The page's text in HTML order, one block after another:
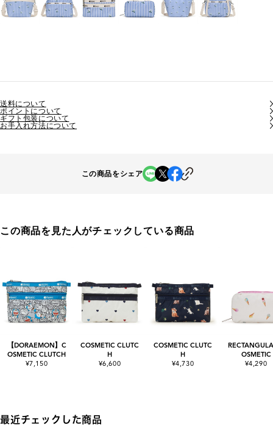
送料について
ポイントについて
ギフト包装について
お手入れ方法について
この商品をシェア
この商品を見た人がチェックしている商品
【DORAEMON】C
OSMETIC CLUTCH
¥7,150
COSMETIC CLUTC
H
¥6,600
COSMETIC CLUTC
H
¥4,730
OSMETIC
¥4,290
最近チェックした商品